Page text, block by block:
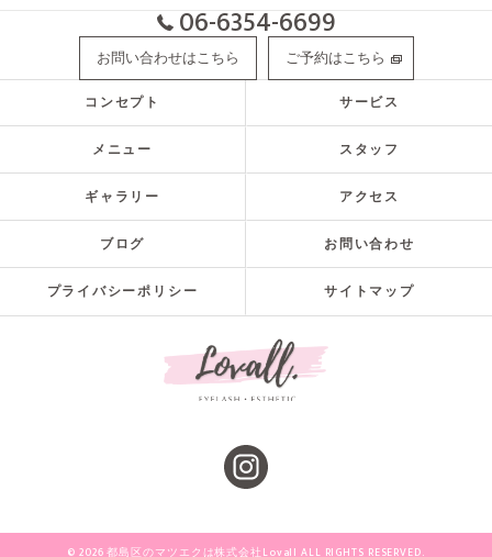
06-6354-6699
お問い合わせはこちら ご予約はこちら
コンセプト サービス
メニュー スタッフ
ギャラリー アクセス
ブログ お問い合わせ
プライバシーポリシー サイトマップ
© 2026 都島区のマツエクは株式会社Lovall ALL RIGHTS RESERVED.